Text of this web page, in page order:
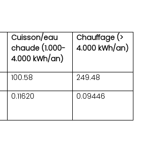
Cuisson/eau
chaude (1.000-
4.000 kWh/an)
Chauffage (>
4.000 kWh/an)
100.58
249.48
0.11620 0.09446